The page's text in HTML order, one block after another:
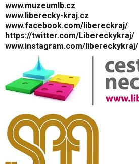
www.muzeumlb.cz
www.liberecky-kraj.cz
www.facebook.com/libereckraj/
https://twitter.com/Libereckykraj/
www.instagram.com/libereckykraj/